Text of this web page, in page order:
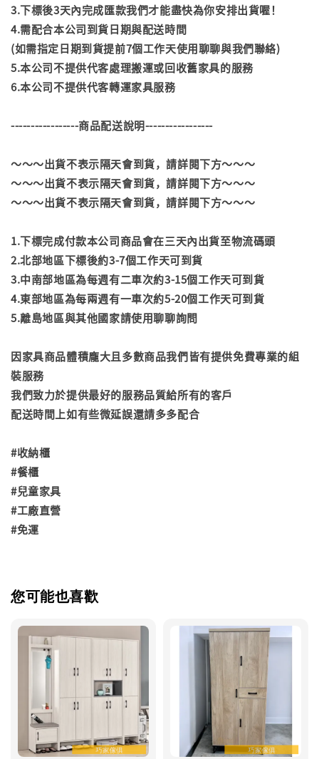
3.下標後3天內完成匯款我們才能盡快為你安排出貨喔！
4.需配合本公司到貨日期與配送時間
(如需指定日期到貨提前7個工作天使用聊聊與我們聯絡)
5.本公司不提供代客處理搬運或回收舊家具的服務
6.本公司不提供代客轉運家具服務
-----------------商品配送說明-----------------
～～～出貨不表示隔天會到貨，請詳閱下方～～～
～～～出貨不表示隔天會到貨，請詳閱下方～～～
～～～出貨不表示隔天會到貨，請詳閱下方～～～
1.下標完成付款本公司商品會在三天內出貨至物流碼頭
2.北部地區下標後約3-7個工作天可到貨
3.中南部地區為每週有二車次約3-15個工作天可到貨
4.東部地區為每兩週有一車次約5-20個工作天可到貨
5.離島地區與其他國家請使用聊聊詢問
因家具商品體積龐大且多數商品我們皆有提供免費專業的組
裝服務
我們致力於提供最好的服務品質給所有的客戶
配送時間上如有些微延誤還請多多配合
#收納櫃
#餐櫃
#兒童家具
#工廠直營
#免運
您可能也喜歡